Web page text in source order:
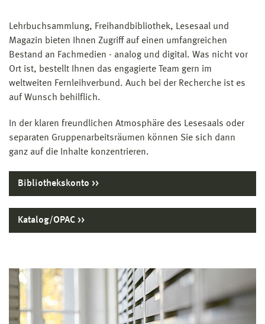
Lehrbuchsammlung, Freihandbibliothek, Lesesaal und
Magazin bieten Ihnen Zugriff auf einen umfangreichen
Bestand an Fachmedien - analog und digital. Was nicht vor
Ort ist, bestellt Ihnen das engagierte Team gern im
weltweiten Fernleihverbund. Auch bei der Recherche ist es
auf Wunsch behilflich.
In der klaren freundlichen Atmosphäre des Lesesaals oder
separaten Gruppenarbeitsräumen können Sie sich dann
ganz auf die Inhalte konzentrieren.
Bibliothekskonto
Katalog/OPAC